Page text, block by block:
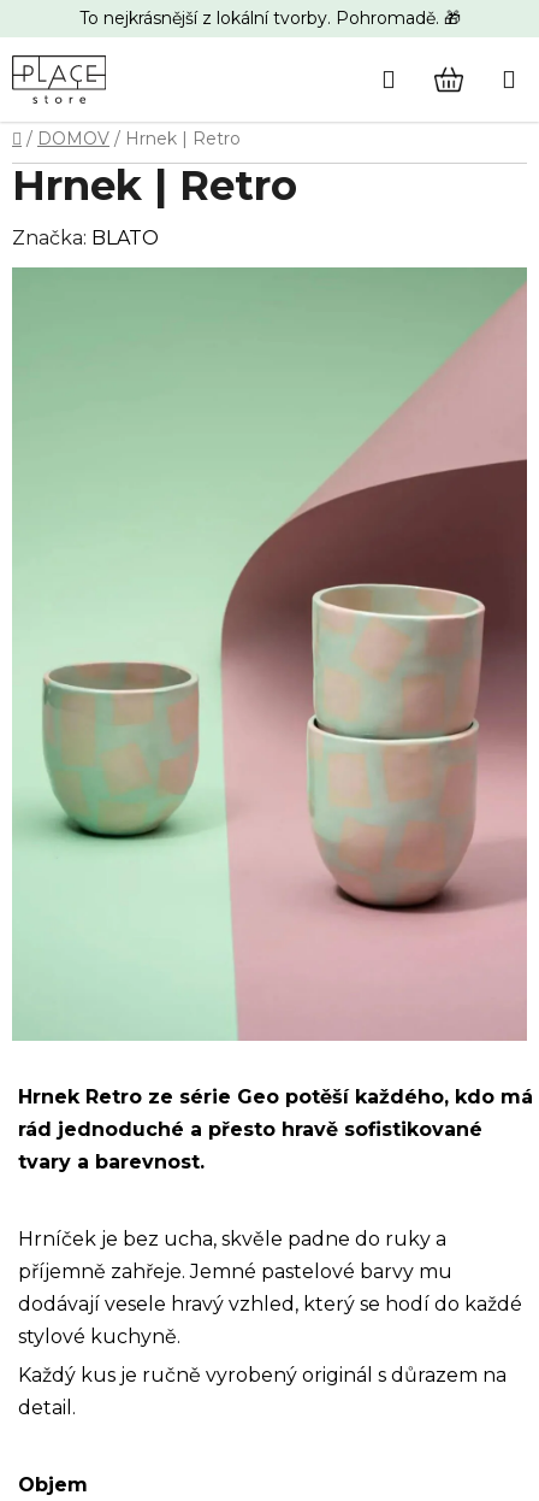
na
obsah
To nejkrásnější z lokální tvorby. Pohromadě. 🎁
Hledat
Domů
/ DOMOV / Hrnek | Retro
Hrnek Retro ze série Geo potěší každého, kdo má
rád jednoduché a přesto hravě sofistikované
tvary a barevnost.
Hrníček je bez ucha, skvěle padne do ruky a
příjemně zahřeje. Jemné pastelové barvy mu
dodávají vesele hravý vzhled, který se hodí do každé
stylové kuchyně.
Každý kus je ručně vyrobený originál s důrazem na
detail.
Objem
Hrnek | Retro
Značka: BLATO